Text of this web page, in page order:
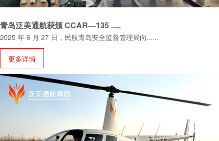
青岛泛美通航获颁 CCAR—135 .....
2025 年 6 月 27 日，民航青岛安全监督管理局向......
更多详情